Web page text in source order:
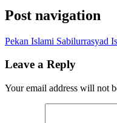
Post navigation
Pekan Islami Sabilurrasyad
Leave a Reply
Your email address will not